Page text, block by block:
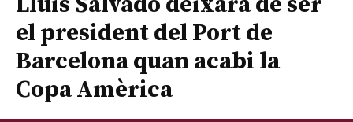
el president del Port de
Barcelona quan acabi la
Copa Amèrica